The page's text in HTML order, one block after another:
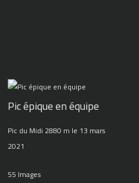
Pic épique en équipe
Pic du Midi 2880 m le 13 mars
2021
55 Images